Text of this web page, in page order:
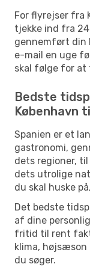
For flyrejser fra
tjekke ind fra
gennemført din
e-mail en uge
skal følge for at
Bedste
København
Spanien er et
gastronomi,
dets regioner,
dets utrolige
du skal huske
Det bedste
af dine
fritid til rent
klima, højsæson
du søger.